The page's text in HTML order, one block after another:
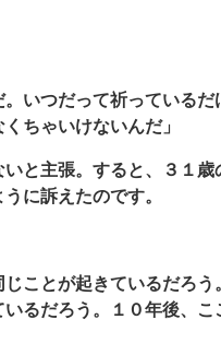
いつだって祈っているだ
ちゃいけないんだ」
と主張。すると、３１歳
に訴えたのです。
ことが起きているだろう
るだろう。１０年後、こ